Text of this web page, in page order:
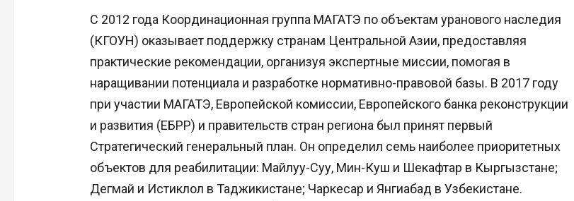
С 2012 года Координационная группа МАГАТЭ по объектам уранового наследия
(КГОУН) оказывает поддержку странам Центральной Азии, предоставляя
практические рекомендации, организуя экспертные миссии, помогая в
наращивании потенциала и разработке нормативно-правовой базы. В 2017 году
при участии МАГАТЭ, Европейской комиссии, Европейского банка реконструкции
и развития (ЕБРР) и правительств стран региона был принят первый
Стратегический генеральный план. Он определил семь наиболее приоритетных
объектов для реабилитации: Майлуу-Суу, Мин-Куш и Шекафтар в Кыргызстане;
Дегмай и Истиклол в Таджикистане; Чаркесар и Янгиабад в Узбекистане.